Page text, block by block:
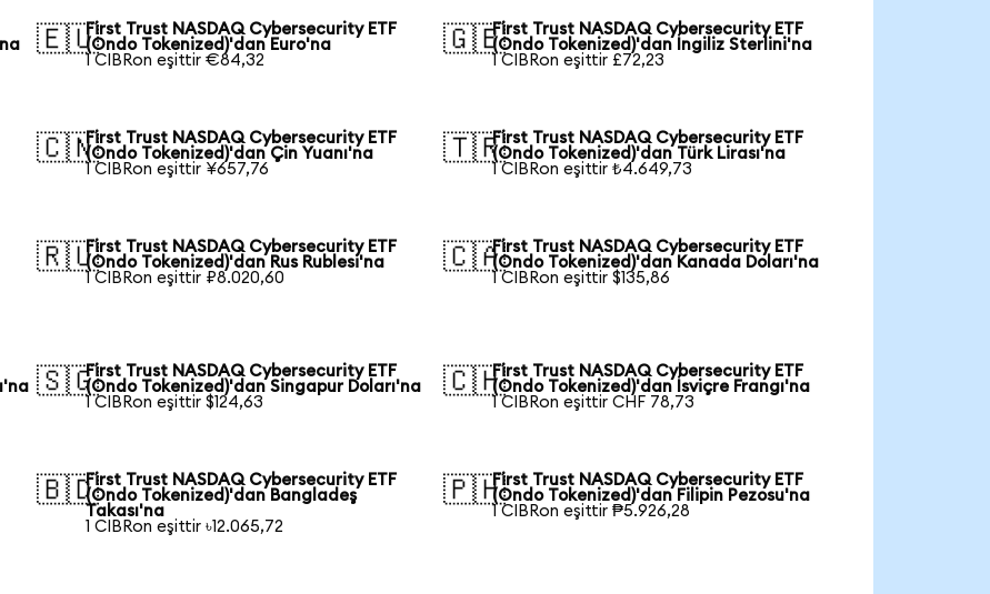
🇪🇺First Trust NASDAQ Cybersecurity ETF
(Ondo Tokenized)'dan Euro'na
1 CIBRon eşittir €84,32
🇬🇧First Trust NASDAQ Cybersecurity ETF
(Ondo Tokenized)'dan İngiliz Sterlini'na
1 CIBRon eşittir £72,23
🇨🇳First Trust NASDAQ Cybersecurity ETF
(Ondo Tokenized)'dan Çin Yuanı'na
1 CIBRon eşittir ¥657,76
🇹🇷First Trust NASDAQ Cybersecurity ETF
(Ondo Tokenized)'dan Türk Lirası'na
1 CIBRon eşittir ₺4.649,73
🇷🇺First Trust NASDAQ Cybersecurity ETF
(Ondo Tokenized)'dan Rus Rublesi'na
1 CIBRon eşittir ₽8.020,60
🇨🇦First Trust NASDAQ Cybersecurity ETF
(Ondo Tokenized)'dan Kanada Doları'na
1 CIBRon eşittir $135,86
🇸🇬First Trust NASDAQ Cybersecurity ETF
(Ondo Tokenized)'dan Singapur Doları'na
1 CIBRon eşittir $124,63
🇨🇭First Trust NASDAQ Cybersecurity ETF
(Ondo Tokenized)'dan İsviçre Frangı'na
1 CIBRon eşittir CHF 78,73
🇧🇩First Trust NASDAQ Cybersecurity ETF
(Ondo Tokenized)'dan Bangladeş
Takası'na
1 CIBRon eşittir ৳12.065,72
🇵🇭First Trust NASDAQ Cybersecurity ETF
(Ondo Tokenized)'dan Filipin Pezosu'na
1 CIBRon eşittir ₱5.926,28